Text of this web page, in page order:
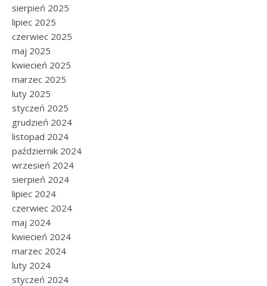
sierpień 2025
lipiec 2025
czerwiec 2025
maj 2025
kwiecień 2025
marzec 2025
luty 2025
styczeń 2025
grudzień 2024
listopad 2024
październik 2024
wrzesień 2024
sierpień 2024
lipiec 2024
czerwiec 2024
maj 2024
kwiecień 2024
marzec 2024
luty 2024
styczeń 2024